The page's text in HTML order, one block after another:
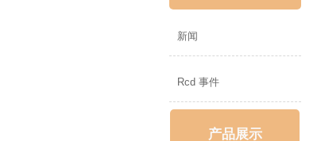
新闻
Rcd 事件
产品展示